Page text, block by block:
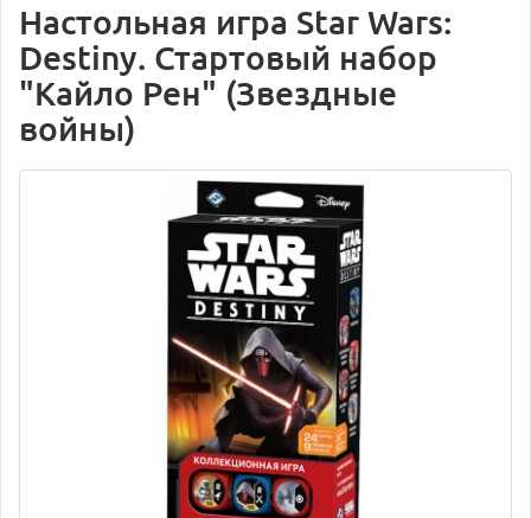
Настольная игра Star Wars:
Destiny. Стартовый набор
"Кайло Рен" (Звездные
войны)